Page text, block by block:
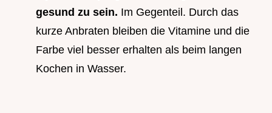
gesund zu sein. Im Gegenteil. Durch das
kurze Anbraten bleiben die Vitamine und die
Farbe viel besser erhalten als beim langen
Kochen in Wasser.